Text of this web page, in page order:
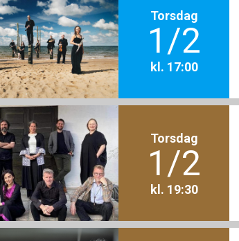
Torsdag
1/2
kl. 17:00
Torsdag
1/2
kl. 19:30